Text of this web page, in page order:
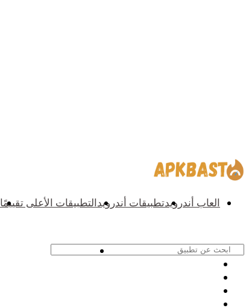
العاب أندرويدتطبيقات أندرويدالتطبيقات الأعلى تقييمًا